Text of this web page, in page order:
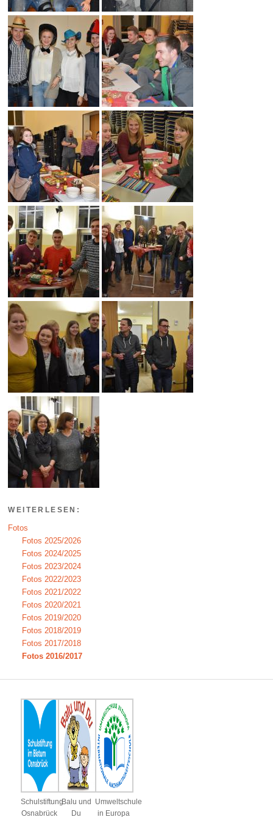
WEITERLESEN:
Fotos
Fotos 2025/2026
Fotos 2024/2025
Fotos 2023/2024
Fotos 2022/2023
Fotos 2021/2022
Fotos 2020/2021
Fotos 2019/2020
Fotos 2018/2019
Fotos 2017/2018
Fotos 2016/2017
Schulstiftung
Osnabrück
Balu und
Du
Umweltschule
in Europa